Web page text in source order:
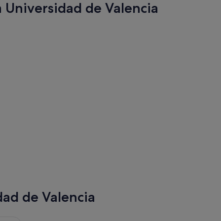
de Valencia
de Valencia